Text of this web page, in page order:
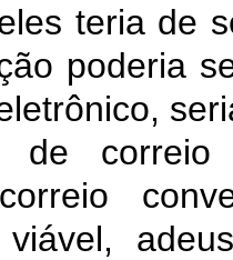
teria de
poderia
de
viável,